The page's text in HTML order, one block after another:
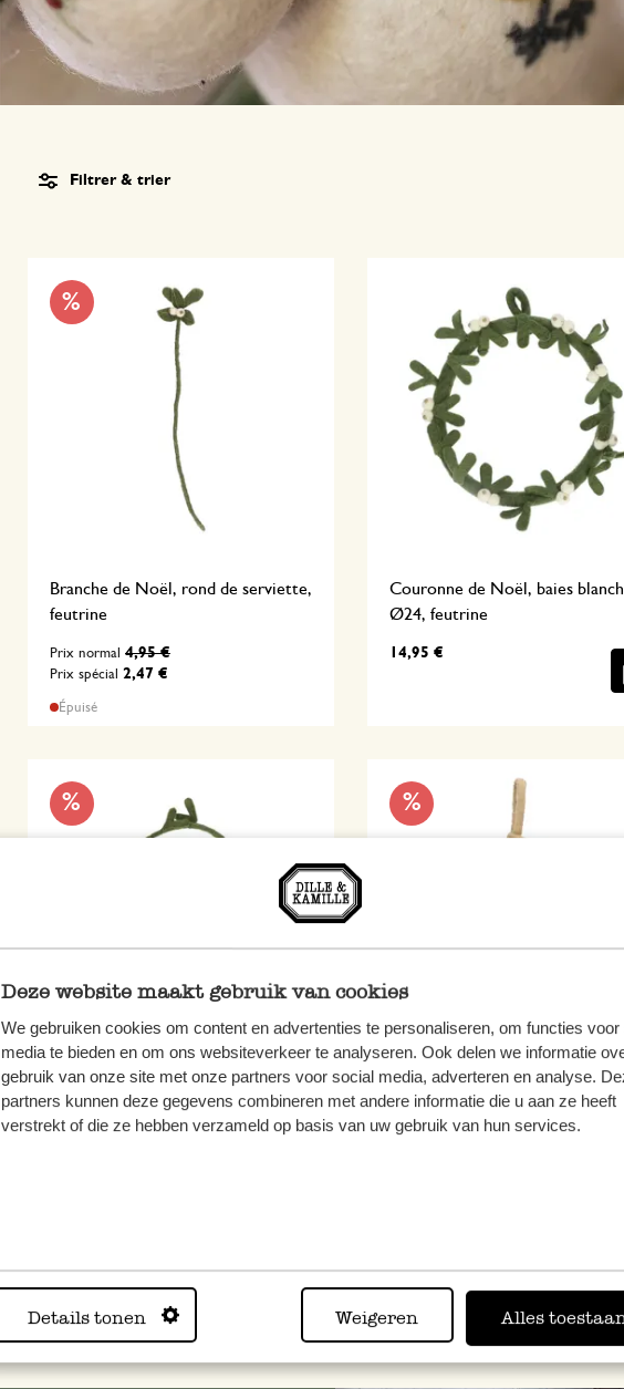
Deze website maakt gebruik van cookies
We gebruiken cookies om content en advertenties te personaliseren, om functies voor
media te bieden en om ons websiteverkeer te analyseren. Ook delen we informatie
gebruik van onze site met onze partners voor social media, adverteren en analyse.
partners kunnen deze gegevens combineren met andere informatie die u aan ze heeft
verstrekt of die ze hebben verzameld op basis van uw gebruik van hun services.
Details tonen Weigeren Alles
Filtrer & trier
%
Branche de Noël, rond de serviette,
feutrine
Prix spécial 2,47 €
Prix normal 4,95 €
Épuisé
Couronne de Noël, baies
Ø24, feutrine
14,95 €
%
Guirlande de Noël, feuilles et baies
blanches, env. 150 cm, feutrine
%
Chaussette de Noël, brindilles,
sable, env. 38 x 24 cm, feutrine